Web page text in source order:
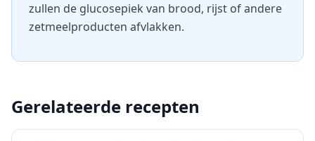
zullen de glucosepiek van brood, rijst of andere
zetmeelproducten afvlakken.
Gerelateerde recepten